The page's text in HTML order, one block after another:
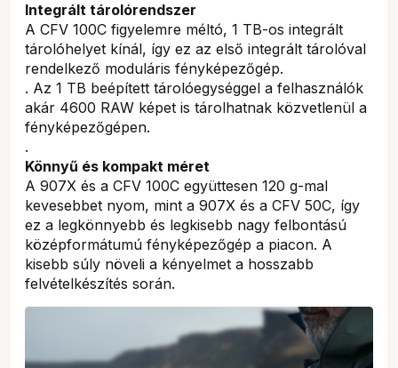
Integrált tárolórendszer
A CFV 100C figyelemre méltó, 1 TB-os integrált
tárolóhelyet kínál, így ez az első integrált tárolóval
rendelkező moduláris fényképezőgép.
. Az 1 TB beépített tárolóegységgel a felhasználók
akár 4600 RAW képet is tárolhatnak közvetlenül a
fényképezőgépen.
.
Könnyű és kompakt méret
A 907X és a CFV 100C együttesen 120 g-mal
kevesebbet nyom, mint a 907X és a CFV 50C, így
ez a legkönnyebb és legkisebb nagy felbontású
középformátumú fényképezőgép a piacon. A
kisebb súly növeli a kényelmet a hosszabb
felvételkészítés során.